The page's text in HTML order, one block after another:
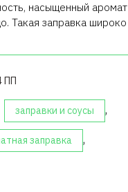
насыщенный аромат
Такая заправка широко
ПП
заправки и соусы ,
заправка ,